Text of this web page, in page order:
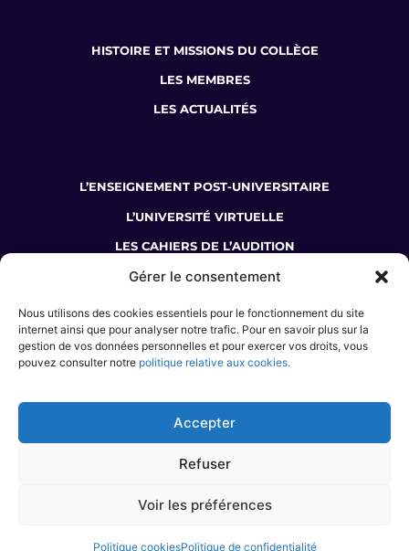
Gérer le consentement
Nous utilisons des cookies essentiels pour le fonctionnement du site
internet ainsi que pour analyser notre trafic. Pour en savoir plus sur la
gestion de vos données personnelles et pour exercer vos droits, vous
pouvez consulter notre politique relative aux cookies.
Accepter
Refuser
Voir les préférences
Politique cookiesPolitique de confidentialité
HISTOIRE ET MISSIONS DU COLLÈGE
LES MEMBRES
LES ACTUALITÉS
L’ENSEIGNEMENT POST-UNIVERSITAIRE
L’UNIVERSITÉ VIRTUELLE
LES CAHIERS DE L’AUDITION
LA BOUTIQUE DU COLLÈGE
JE SUIS AUDIOPROTHÉSISTE
J’ÉTUDIE L’AUDIOPROTHÈSE
© COLLEGE NATIONAL D’AUDIOPROTHÈSE • 2024 •
INVIVO –
WAW GRAFIK & GALB